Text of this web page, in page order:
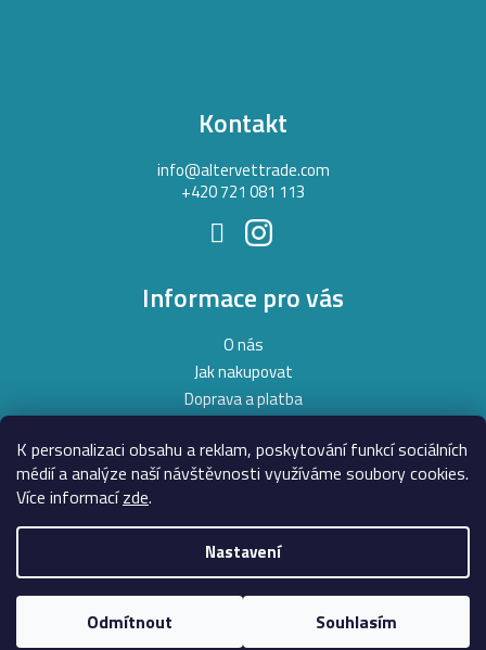
K personalizaci obsahu a reklam, poskytování funkcí sociálních
médií a analýze naší návštěvnosti využíváme soubory cookies.
Více informacízde.
Nastavení
Odmítnout Souhlasím
Kontakt
info@altervettrade.com
+420 721 081 113
Informace pro vás
O nás
Jak nakupovat
Doprava a platba
Podmínky ochrany osobních údajů
Moje objednávka
Copyright 2026AlterVet. Všechna práva vyhrazena.Upravit
nastavení cookies